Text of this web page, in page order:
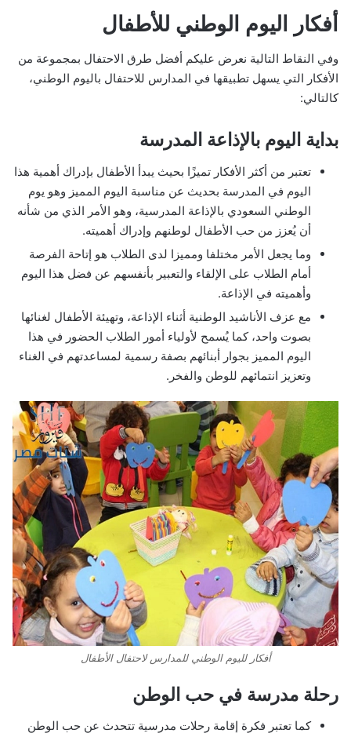
أفكار اليوم الوطني للأطفال
وفي النقاط التالية نعرض عليكم أفضل طرق الاحتفال بمجموعة من
الأفكار التي يسهل تطبيقها في المدارس للاحتفال باليوم الوطني،
كالتالي:
بداية اليوم بالإذاعة المدرسة
تعتبر من أكثر الأفكار تميزًا بحيث يبدأ الأطفال بإدراك أهمية هذا
اليوم في المدرسة بحديث عن مناسبة اليوم المميز وهو يوم
الوطني السعودي بالإذاعة المدرسية، وهو الأمر الذي من شأنه
أن يُعزز من حب الأطفال لوطنهم وإدراك أهميته.
وما يجعل الأمر مختلفا ومميزا لدى الطلاب هو إتاحة الفرصة
أمام الطلاب على الإلقاء والتعبير بأنفسهم عن فضل هذا اليوم
وأهميته في الإذاعة.
مع عزف الأناشيد الوطنية أثناء الإذاعة، وتهيئة الأطفال لغنائها
بصوت واحد، كما يُسمح لأولياء أمور الطلاب الحضور في هذا
اليوم المميز بجوار أبنائهم بصفة رسمية لمساعدتهم في الغناء
وتعزيز انتمائهم للوطن والفخر.
أفكار لليوم الوطني للمدارس لاحتفال الأطفال
رحلة مدرسة في حب الوطن
كما تعتبر فكرة إقامة رحلات مدرسية تتحدث عن حب الوطن